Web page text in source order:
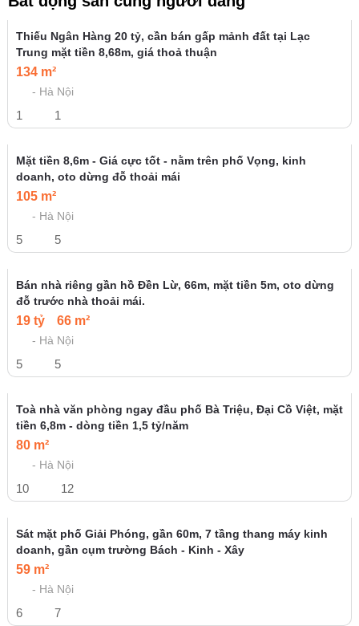
ĐỊNH CÔNG- HOÀNG MAI-OTO-LO GÓC-THANG MÁY-38M-
6TANG-8,5TI
8.5 tỷ
Quận Hoàng Mai - Hà Nội
3 4
Cực hiếm nhà bán ! Phố Đông Quan , Cấu Giấy, 34m2, 6
tầng, nhà đẹp long lanh, ở sướng
tầng, mặt tiền 3.2m, 1.4 tỷ Đống Đa.
Quận Đống Đa - Hà Nội
2 1
42m 4 Tầng. Ô tô, nở hậu. Chỉ 4.6 Tỷ
4.6 tỷ 42 m²
Quận Hoàng Mai - Hà Nội
3